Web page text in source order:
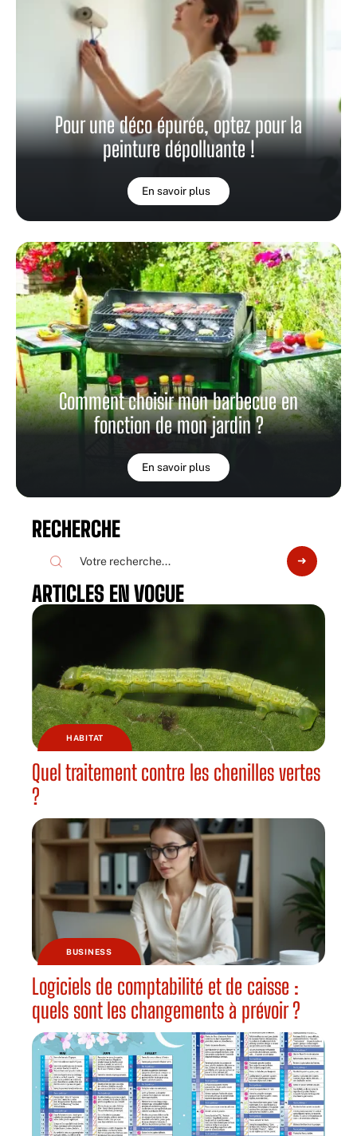
Pour une déco épurée, optez pour la
peinture dépolluante !
En savoir plus
Comment choisir mon barbecue en
fonction de mon jardin ?
En savoir plus
RECHERCHE
ARTICLES EN VOGUE
HABITAT
Quel traitement contre les chenilles vertes
?
BUSINESS
Logiciels de comptabilité et de caisse :
quels sont les changements à prévoir ?